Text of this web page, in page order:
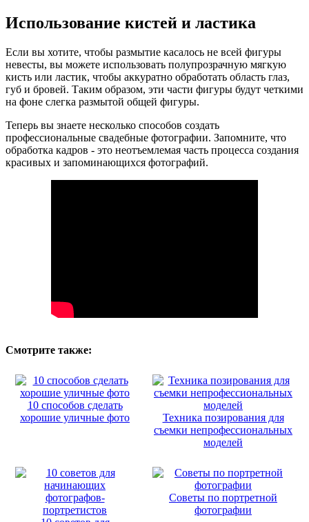
Использование кистей и ластика
Если вы хотите, чтобы размытие касалось не всей фигуры
невесты, вы можете использовать полупрозрачную мягкую
кисть или ластик, чтобы аккуратно обработать область глаз,
губ и бровей. Таким образом, эти части фигуры будут четкими
на фоне слегка размытой общей фигуры.
Теперь вы знаете несколько способов создать
профессиональные свадебные фотографии. Запомните, что
обработка кадров - это неотъемлемая часть процесса создания
красивых и запоминающихся фотографий.
Смотрите также:
10 способов сделать
хорошие уличные фото
Техника позирования для
съемки непрофессиональных
моделей
Советы по портретной
фотографии